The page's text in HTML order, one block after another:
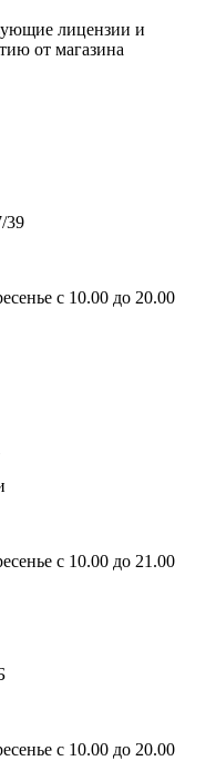
лицензии и
от магазина
39
с 10.00 до 20.00
с 10.00 до 21.00
с 10.00 до 20.00